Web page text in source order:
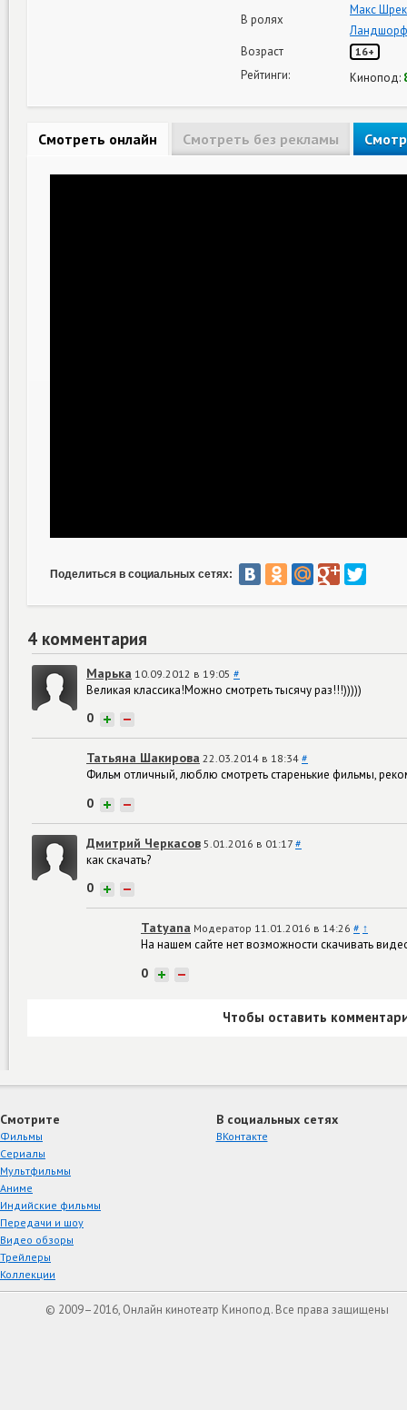
В ролях
Макс Шрек
Возраст
16+
Рейтинги: Кинопод:
Смотреть онлайн Смотреть без рекламы
Поделиться в социальных сетях:
4 комментария
Марька 10.09.2012 в 19:05 #
Великая классика!Можно смотреть тысячу раз!!!)))))
0 + −
Татьяна Шакирова 22.03.2014 в 18:34 #
Фильм отличный, люблю смотреть старенькие фильмы,
0 + −
Дмитрий Черкасов 5.01.2016 в 01:17 #
как скачать?
0 + −
Tatyana Модератор 11.01.2016 в 14:26 # ↑
На нашем сайте нет возможности скачивать
0 + −
Чтобы оставить
Смотрите
Фильмы
Сериалы
Мультфильмы
Аниме
Индийские фильмы
Передачи и шоу
Видео обзоры
Трейлеры
Коллекции
В социальных сетях
ВКонтакте
© 2009–2016, Онлайн кинотеатр Кинопод. Все права защищены